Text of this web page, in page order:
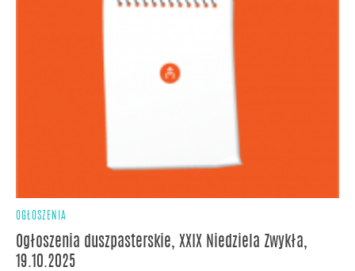
OGŁOSZENIA
Ogłoszenia duszpasterskie, XXIX Niedziela Zwykła,
19.10.2025